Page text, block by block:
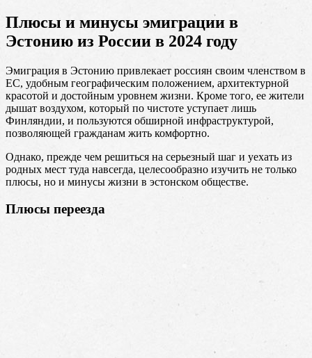
Плюсы и минусы эмиграции в
Эстонию из России в 2024 году
Эмиграция в Эстонию привлекает россиян своим членством в
ЕС, удобным географическим положением, архитектурной
красотой и достойным уровнем жизни. Кроме того, ее жители
дышат воздухом, который по чистоте уступает лишь
Финляндии, и пользуются обширной инфраструктурой,
позволяющей гражданам жить комфортно.
Однако, прежде чем решиться на серьезный шаг и уехать из
родных мест туда навсегда, целесообразно изучить не только
плюсы, но и минусы жизни в эстонском обществе.
Плюсы переезда